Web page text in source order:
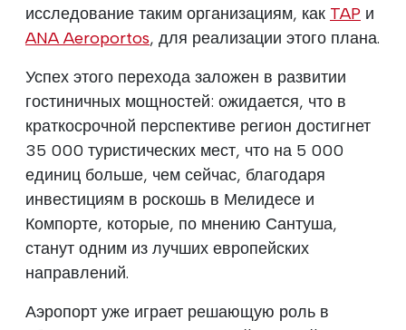
исследование таким организациям, как TAP и
ANA Aeroportos, для реализации этого плана.
Успех этого перехода заложен в развитии
гостиничных мощностей: ожидается, что в
краткосрочной перспективе регион достигнет
35 000 туристических мест, что на 5 000
единиц больше, чем сейчас, благодаря
инвестициям в роскошь в Мелидесе и
Компорте, которые, по мнению Сантуша,
станут одним из лучших европейских
направлений.
Аэропорт уже играет решающую роль в